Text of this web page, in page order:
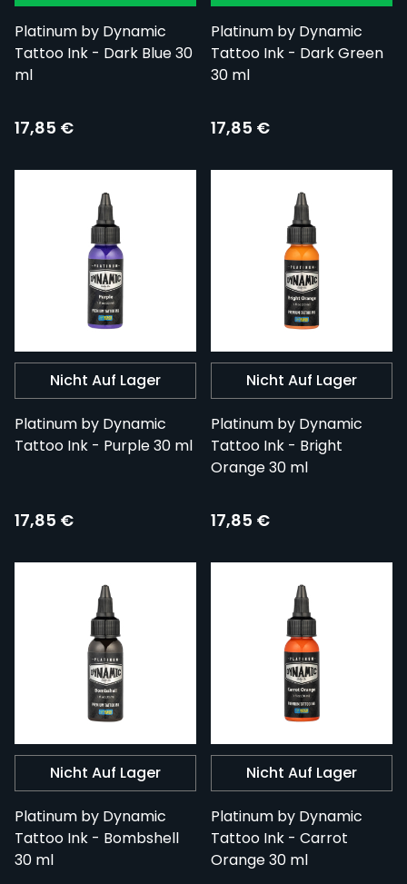
Platinum by Dynamic
Tattoo Ink - Dark Blue 30
ml
17,85 €
Platinum by Dynamic
Tattoo Ink - Dark Green
30 ml
17,85 €
Nicht Auf Lager
Platinum by Dynamic
Tattoo Ink - Purple 30 ml
17,85 €
Nicht Auf Lager
Platinum by Dynamic
Tattoo Ink - Bright
Orange 30 ml
17,85 €
Nicht Auf Lager
Platinum by Dynamic
Tattoo Ink - Bombshell
30 ml
Nicht Auf Lager
Platinum by Dynamic
Tattoo Ink - Carrot
Orange 30 ml